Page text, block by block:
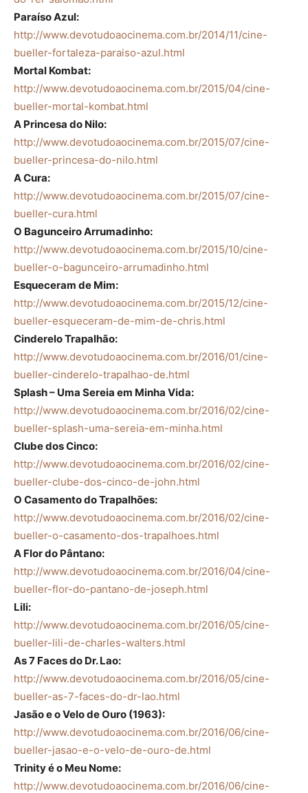
Paraíso Azul:
http://www.devotudoaocinema.com.br/2014/11/cine-
bueller-fortaleza-paraiso-azul.html
Mortal Kombat:
http://www.devotudoaocinema.com.br/2015/04/cine-
bueller-mortal-kombat.html
A Princesa do Nilo:
http://www.devotudoaocinema.com.br/2015/07/cine-
bueller-princesa-do-nilo.html
A Cura:
http://www.devotudoaocinema.com.br/2015/07/cine-
bueller-cura.html
O Bagunceiro Arrumadinho:
http://www.devotudoaocinema.com.br/2015/10/cine-
bueller-o-bagunceiro-arrumadinho.html
Esqueceram de Mim:
http://www.devotudoaocinema.com.br/2015/12/cine-
bueller-esqueceram-de-mim-de-chris.html
Cinderelo Trapalhão:
http://www.devotudoaocinema.com.br/2016/01/cine-
bueller-cinderelo-trapalhao-de.html
Splash – Uma Sereia em Minha Vida:
http://www.devotudoaocinema.com.br/2016/02/cine-
bueller-splash-uma-sereia-em-minha.html
Clube dos Cinco:
http://www.devotudoaocinema.com.br/2016/02/cine-
bueller-clube-dos-cinco-de-john.html
O Casamento do Trapalhões:
http://www.devotudoaocinema.com.br/2016/02/cine-
bueller-o-casamento-dos-trapalhoes.html
A Flor do Pântano:
http://www.devotudoaocinema.com.br/2016/04/cine-
bueller-flor-do-pantano-de-joseph.html
Lili:
http://www.devotudoaocinema.com.br/2016/05/cine-
bueller-lili-de-charles-walters.html
As 7 Faces do Dr. Lao:
http://www.devotudoaocinema.com.br/2016/05/cine-
bueller-as-7-faces-do-dr-lao.html
Jasão e o Velo de Ouro (1963):
http://www.devotudoaocinema.com.br/2016/06/cine-
bueller-jasao-e-o-velo-de-ouro-de.html
Trinity é o Meu Nome:
http://www.devotudoaocinema.com.br/2016/06/cine-